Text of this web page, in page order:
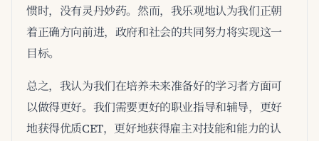
惯时，没有灵丹妙药。然而，我乐观地认为我们正朝
着正确方向前进，政府和社会的共同努力将实现这一
目标。
总之，我认为我们在培养未来准备好的学习者方面可
以做得更好。我们需要更好的职业指导和辅导，更好
地获得优质CET，更好地获得雇主对技能和能力的认